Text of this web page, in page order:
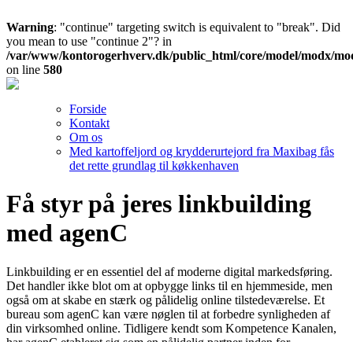
Warning: "continue" targeting switch is equivalent to "break". Did
you mean to use "continue 2"? in
/var/www/kontorogerhverv.dk/public_html/core/model/modx/
on line 580
Forside
Kontakt
Om os
Med kartoffeljord og krydderurtejord fra Maxibag fås
det rette grundlag til køkkenhaven
Få styr på jeres linkbuilding
med agenC
Linkbuilding er en essentiel del af moderne digital markedsføring.
Det handler ikke blot om at opbygge links til en hjemmeside, men
også om at skabe en stærk og pålidelig online tilstedeværelse. Et
bureau som agenC kan være nøglen til at forbedre synligheden af
din virksomhed online. Tidligere kendt som Kompetence Kanalen,